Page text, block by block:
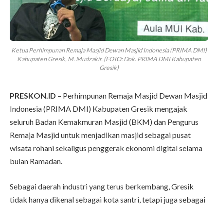
Ketua Perhimpunan Remaja Masjid Dewan Masjid Indonesia (PRIMA DMI)
Kabupaten Gresik, M. Mudzakir. (FOTO: Dok. PRIMA DMI Kabupaten
Gresik)
PRESKON.ID – Perhimpunan Remaja Masjid Dewan Masjid
Indonesia (PRIMA DMI) Kabupaten Gresik mengajak
seluruh Badan Kemakmuran Masjid (BKM) dan Pengurus
Remaja Masjid untuk menjadikan masjid sebagai pusat
wisata rohani sekaligus penggerak ekonomi digital selama
bulan Ramadan.
Sebagai daerah industri yang terus berkembang, Gresik
tidak hanya dikenal sebagai kota santri, tetapi juga sebagai